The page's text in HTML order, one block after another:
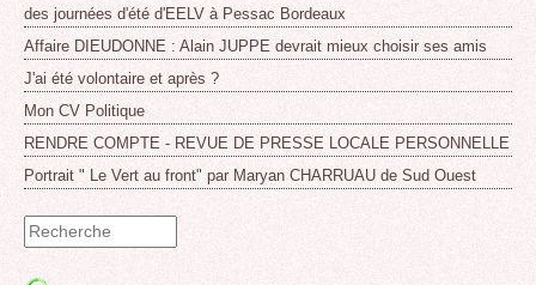
des journées d'été d'EELV à Pessac Bordeaux
Affaire DIEUDONNE : Alain JUPPE devrait mieux choisir ses amis
J'ai été volontaire et après ?
Mon CV Politique
RENDRE COMPTE - REVUE DE PRESSE LOCALE PERSONNELLE
Portrait " Le Vert au front" par Maryan CHARRUAU de Sud Ouest
Formulaire